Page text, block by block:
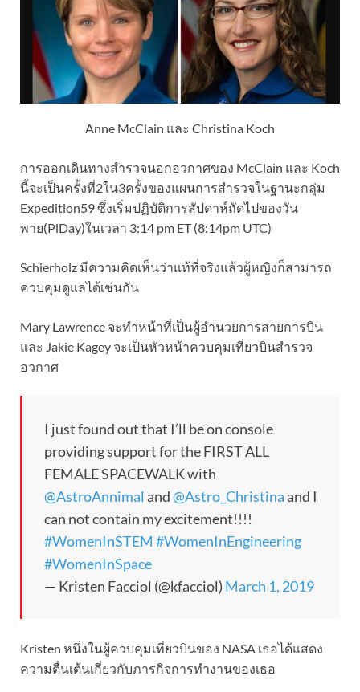
Anne McClain และ Christina Koch
การออกเดินทางสำรวจนอกอวกาศของ McClain และ Koch
นี้จะเป็นครั้งที่2ใน3ครั้งของแผนการสำรวจในฐานะกลุ่ม
Expedition59 ซึ่งเริ่มปฏิบัติการสัปดาห์ถัดไปของวัน
พาย(PiDay)ในเวลา 3:14 pm ET (8:14pm UTC)
Schierholz มีความคิดเห็นว่าแท้ที่จริงแล้วผู้หญิงก็สามารถ
ควบคุมดูแลได้เช่นกัน
Mary Lawrence จะทำหน้าที่เป็นผู้อำนวยการสายการบิน
และ Jakie Kagey จะเป็นหัวหน้าควบคุมเที่ยวบินสำรวจ
อวกาศ
I just found out that I’ll be on console
providing support for the FIRST ALL
FEMALE SPACEWALK with
@AstroAnnimal and@Astro_Christina and I
can not contain my excitement!!!!
#WomenInSTEM #WomenInEngineering
#WomenInSpace
— Kristen Facciol (@kfacciol) March 1, 2019
Kristen หนึ่งในผู้ควบคุมเที่ยวบินของ NASA เธอได้แสดง
ความตื่นเต้นเกี่ยวกับภารกิจการทำงานของเธอ